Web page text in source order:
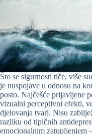
Što se sigurnosti tiče, više
je nuspojave u odnosu na
posto. Najčešće prijavljene
vizualni perceptivni efekti,
djelovanja tvari. Nisu
razliku od tipičnih
emocionalnim zatupljenjem